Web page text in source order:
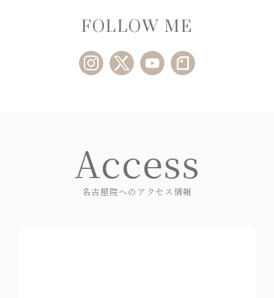
FOLLOW ME
Access
名古屋院へのアクセス情報